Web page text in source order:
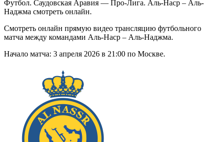
Футбол. Саудовская Аравия — Про-Лига. Аль-Наср – Аль-
Наджма смотреть онлайн.
Смотреть онлайн прямую видео трансляцию футбольного
матча между командами Аль-Наср – Аль-Наджма.
Начало матча: 3 апреля 2026 в 21:00 по Москве.